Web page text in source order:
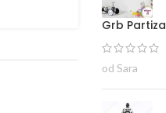
Grb
od Sara